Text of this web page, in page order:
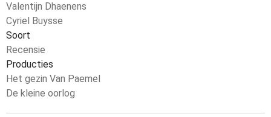
Valentijn Dhaenens
Cyriel Buysse
Soort
Recensie
Producties
Het gezin Van Paemel
De kleine oorlog